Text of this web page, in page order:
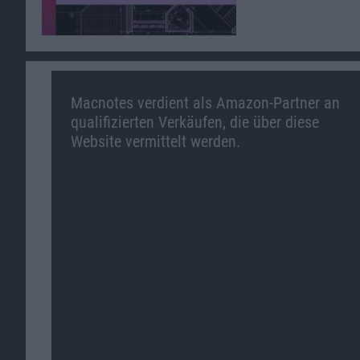
Macnotes verdient als Amazon-Partner an
qualifizierten Verkäufen, die über diese
Website vermittelt werden.